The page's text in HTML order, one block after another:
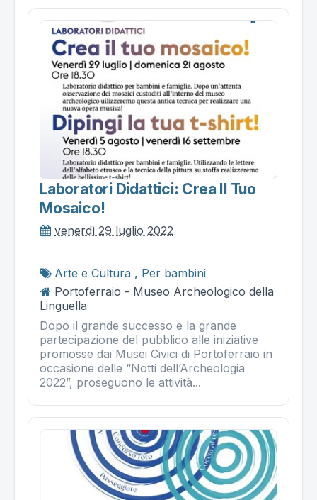
Laboratori Didattici: Crea Il Tuo
Mosaico!
venerdì 29 luglio 2022
Arte e Cultura , Per bambini
Portoferraio - Museo Archeologico della
Linguella
Dopo il grande successo e la grande
partecipazione del pubblico alle iniziative
promosse dai Musei Civici di Portoferraio in
occasione delle “Notti dell’Archeologia
2022”, proseguono le attività...